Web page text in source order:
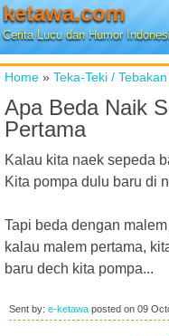
ketawa.com
Cerita Lucu dan Humor
Home » Teka-Teki /
Apa Beda Naik
Pertama
Kalau kita naek sepeda
Kita pompa dulu baru di
Tapi beda dengan
kalau malem pertama,
baru dech kita pompa...
Sent by: e-ketawa posted on 09